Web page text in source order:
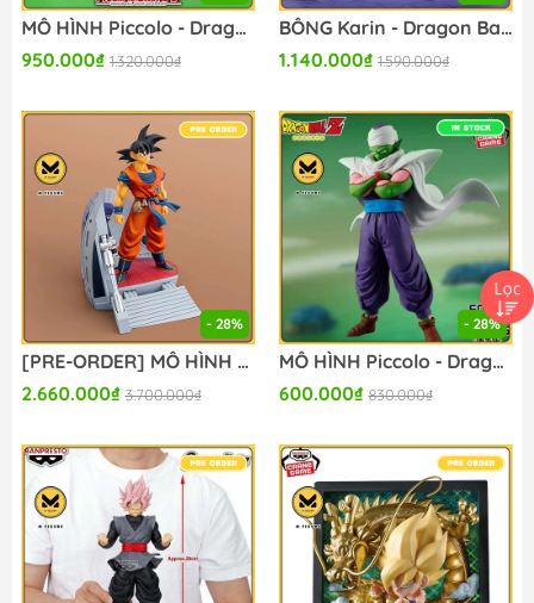
MÔ HÌNH Piccolo - Dragon Ball Super Super Hero - Ichiban Kuji - Ichiban Kuji Dragon Ball Super: Super Hero (B Prize) - Masterlise (Bandai Spirits) FIGURE CHÍNH HÃNG
950.000₫ 1.320.000₫
BÔNG Karin - Dragon Ball Super - Mecha Mofugutto Nuigurumi (Bandai Spirits) PLUSH CHÍNH HÃNG
1.140.000₫ 1.590.000₫
- 28%
[PRE-ORDER] MÔ HÌNH Son Goku - Dragon Ball Z - Figuarts ZERO - Startune - Let the Battle Begin (Bandai Spirits) FIGURE CHÍNH HÃNG
2.660.000₫ 3.700.000₫
- 28%
MÔ HÌNH Piccolo - Dragon Ball Z - Solid Edge Works - The Departure (Bandai Spirits) FIGURE CHÍNH HÃNG
600.000₫ 830.000₫